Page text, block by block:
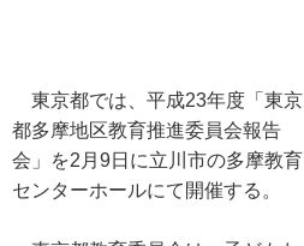
東京都では、平成23年度「東京
都多摩地区教育推進委員会報告
会」を2月9日に立川市の多摩教育
センターホールにて開催する。